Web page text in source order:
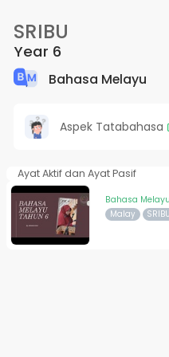
SRIBU
Year 6
Bahasa Melayu
Aspek Tatabahasa
Ayat Aktif dan Ayat Pasif
Bahasa
Malay SRIBU